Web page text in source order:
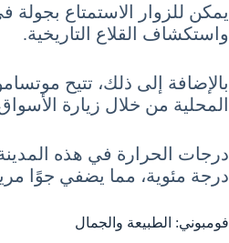
يمكن للزوار الاستمتاع بجولة
واستكشاف القلاع التاريخية.
بالإضافة إلى ذلك، تتيح
المحلية من خلال زيارة
درجة مئوية، مما يضفي جوًا
فومبوني: الطبيعة والجمال